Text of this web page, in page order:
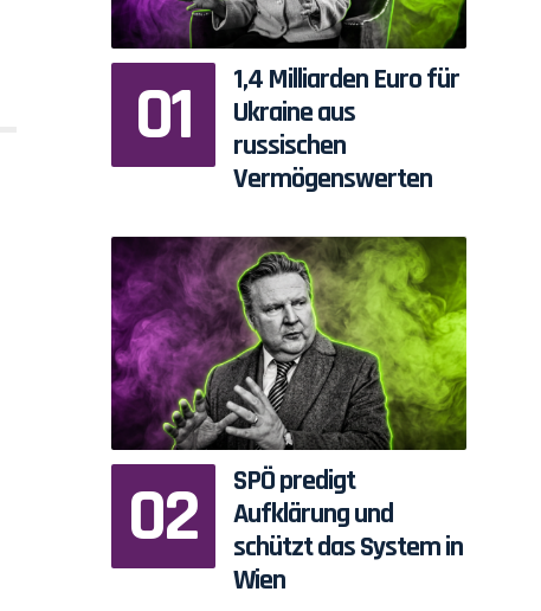
1,4 Milliarden Euro für
Ukraine aus
russischen
Vermögenswerten
SPÖ predigt
Aufklärung und
schützt das System in
Wien